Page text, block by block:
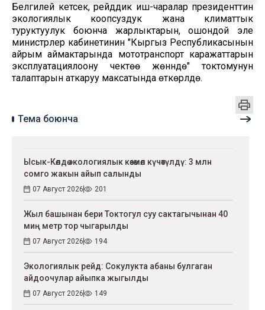
Белгилей кетсек, рейддик иш-чаралар президенттин
экологиялык коопсуздук жана климаттык
туруктуулук боюнча жарлыктарын, ошондой эле
министрлер кабинетинин "Кыргыз Республикасынын
айрым аймактарында мототранспорт каражаттарын
эксплуатациялоону чектөө жөнүндө" токтомунун
талаптарын аткаруу максатында өткөрүлүүдө.
Тема боюнча
Ысык-Көлдө экологиялык көзөмөл күчөтүлдү: 3 млн
сомго жакын айып салынды
07 Август 2026 201
Жыл башынан бери Токтогул суу сактагычынан 40
миң метр тор чыгарылды
07 Август 2026 194
Экологиялык рейд: Сокулукта абаны булгаган
айдоочулар айыпка жыгылды
07 Август 2026 149